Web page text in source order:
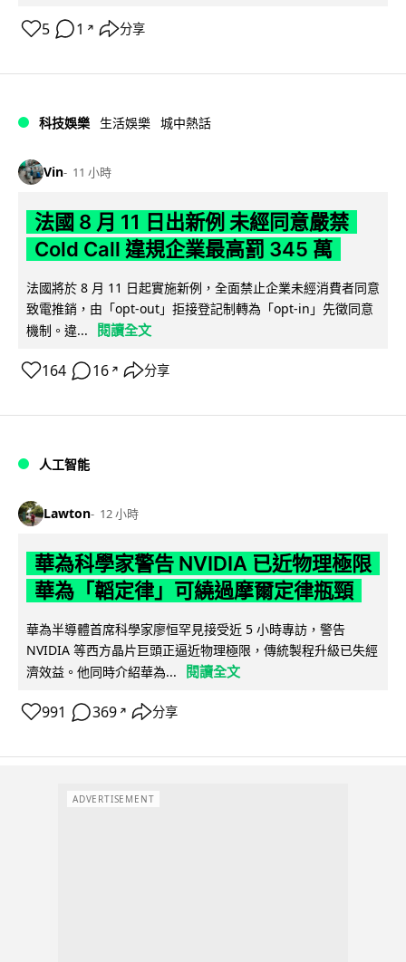
5 1 ↗ 分享
科技娛樂 生活娛樂 城中熱話
Vin 11 小時
法國 8 月 11 日出新例 未經同意嚴禁
Cold Call 違規企業最高罰 345 萬
法國將於 8 月 11 日起實施新例，全面禁止企業未經消費者同意
致電推銷，由「opt-out」拒接登記制轉為「opt-in」先徵同意
機制。違...
閱讀全文
164 16 ↗ 分享
人工智能
Lawton 12 小時
華為科學家警告 NVIDIA 已近物理極限
華為「韜定律」可繞過摩爾定律瓶頸
華為半導體首席科學家廖恒罕見接受近 5 小時專訪，警告
NVIDIA 等西方晶片巨頭正逼近物理極限，傳統製程升級已失經
濟效益。他同時介紹華為...
閱讀全文
991 369 ↗ 分享
ADVERTISEMENT